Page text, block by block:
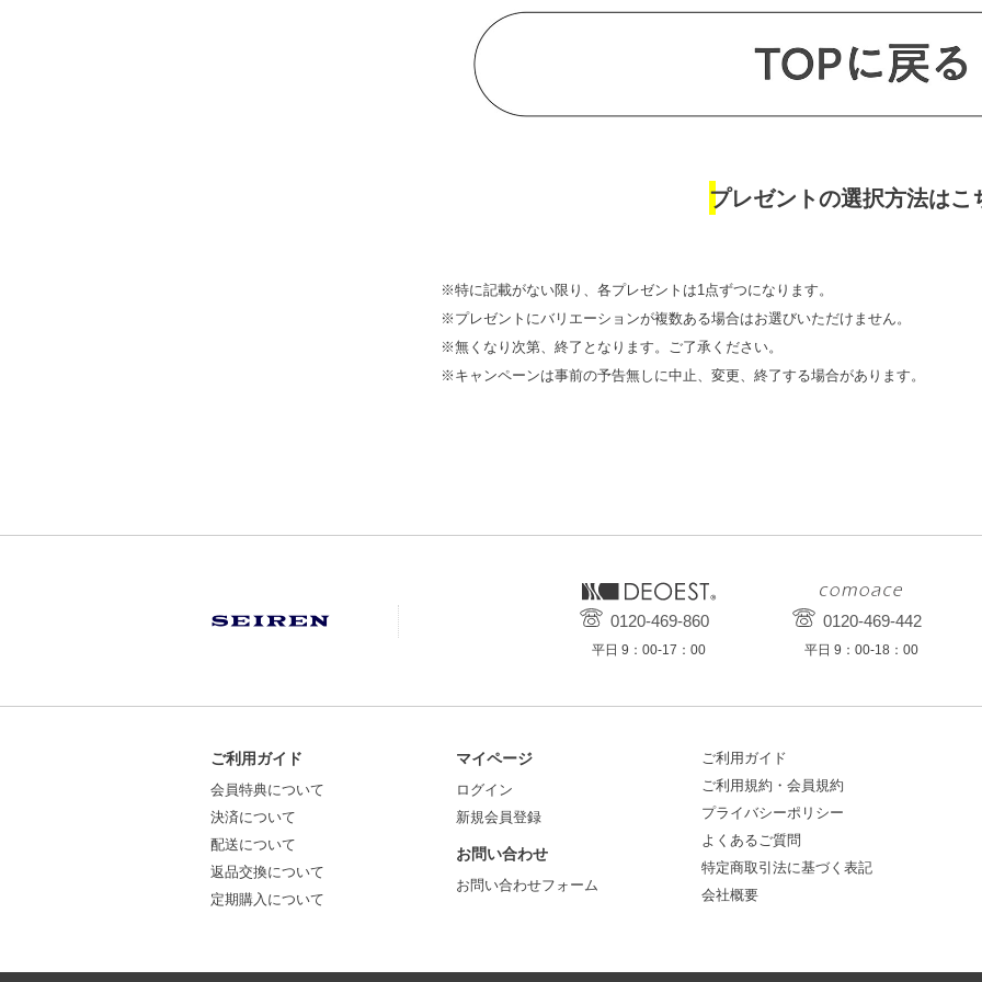
プレゼントの選択方法はこ
※特に記載がない限り、各プレゼントは1点ずつになります。
※プレゼントにバリエーションが複数ある場合はお選びいただけません。
※無くなり次第、終了となります。ご了承ください。
※キャンペーンは事前の予告無しに中止、変更、終了する場合があります。
0120-469-860
平日 9：00-17：00
0120-469-442
平日 9：00-18：00
ご利用ガイド
会員特典について
決済について
配送について
返品交換について
定期購入について
マイページ
ログイン
新規会員登録
お問い合わせ
お問い合わせフォーム
ご利用ガイド
ご利用規約・会員規約
プライバシーポリシー
よくあるご質問
特定商取引法に基づく表記
会社概要